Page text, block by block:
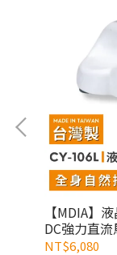
【MDIA】
DC強力直
CY-106L
NT$6,080